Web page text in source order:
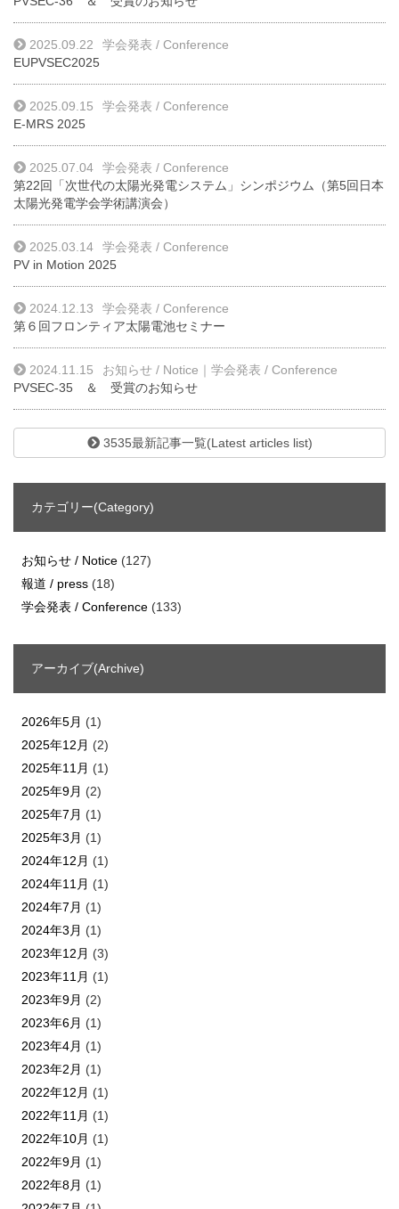
2025.09.22
学会発表 / Conference
EUPVSEC2025
2025.09.15
学会発表 / Conference
E-MRS 2025
2025.07.04
学会発表 / Conference
第22回「次世代の太陽光発電システム」シンポジウム（第5回日本
太陽光発電学会学術講演会）
2025.03.14
学会発表 / Conference
PV in Motion 2025
2024.12.13
学会発表 / Conference
第６回フロンティア太陽電池セミナー
2024.11.15 お知らせ / Notice
学会発表 / Conference
PVSEC-35 ＆ 受賞のお知らせ
3535最新記事一覧(Latest articles list)
カテゴリー(Category)
お知らせ / Notice (127)
報道 / press (18)
学会発表 / Conference (133)
アーカイブ(Archive)
2026年5月 (1)
2025年12月 (2)
2025年11月 (1)
2025年9月 (2)
2025年7月 (1)
2025年3月 (1)
2024年12月 (1)
2024年11月 (1)
2024年7月 (1)
2024年3月 (1)
2023年12月 (3)
2023年11月 (1)
2023年9月 (2)
2023年6月 (1)
2023年4月 (1)
2023年2月 (1)
2022年12月 (1)
2022年11月 (1)
2022年10月 (1)
2022年9月 (1)
2022年8月 (1)